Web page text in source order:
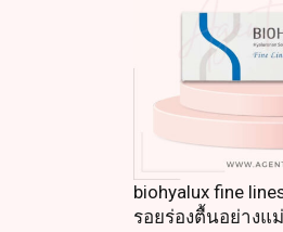
biohyalux fine
รอยร่องตื้นอย่างแ